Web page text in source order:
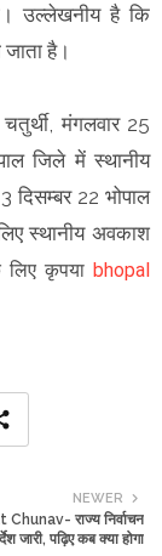
उल्लेखनीय है कि
है।
मंगलवार 25
जिले में स्थानीय
दिसम्बर 22 भोपाल
स्थानीय अवकाश
लिए कृपया bhopal
NEWER
राज्य निर्वाचन
जारी, पढ़िए कब क्या होगा